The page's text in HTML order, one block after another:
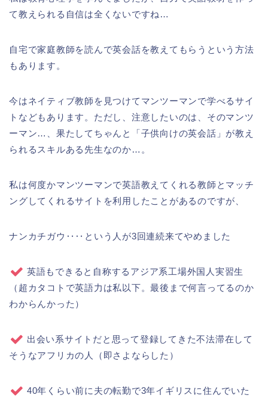
て教えられる自信は全くないですね…
自宅で家庭教師を読んで英会話を教えてもらうという方法
もあります。
今はネイティブ教師を見つけてマンツーマンで学べるサイ
トなどもあります。ただし、注意したいのは、そのマンツ
ーマン…、果たしてちゃんと「子供向けの英会話」が教え
られるスキルある先生なのか…。
私は何度かマンツーマンで英語教えてくれる教師とマッチ
ングしてくれるサイトを利用したことがあるのですが、
ナンカチガウ‥‥という人が3回連続来てやめました
英語もできると自称するアジア系工場外国人実習生
（超カタコトで英語力は私以下。最後まで何言ってるのか
わからんかった）
出会い系サイトだと思って登録してきた不法滞在して
そうなアフリカの人（即さよならした）
40年くらい前に夫の転勤で3年イギリスに住んでいた